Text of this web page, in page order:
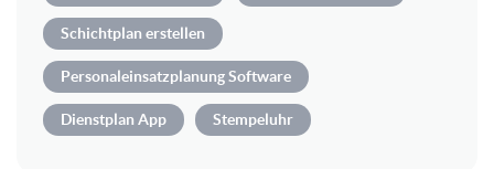
Schichtplan erstellen
Personaleinsatzplanung Software
Dienstplan App Stempeluhr